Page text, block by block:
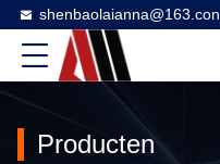
shenbaolaianna@163.con
Producten